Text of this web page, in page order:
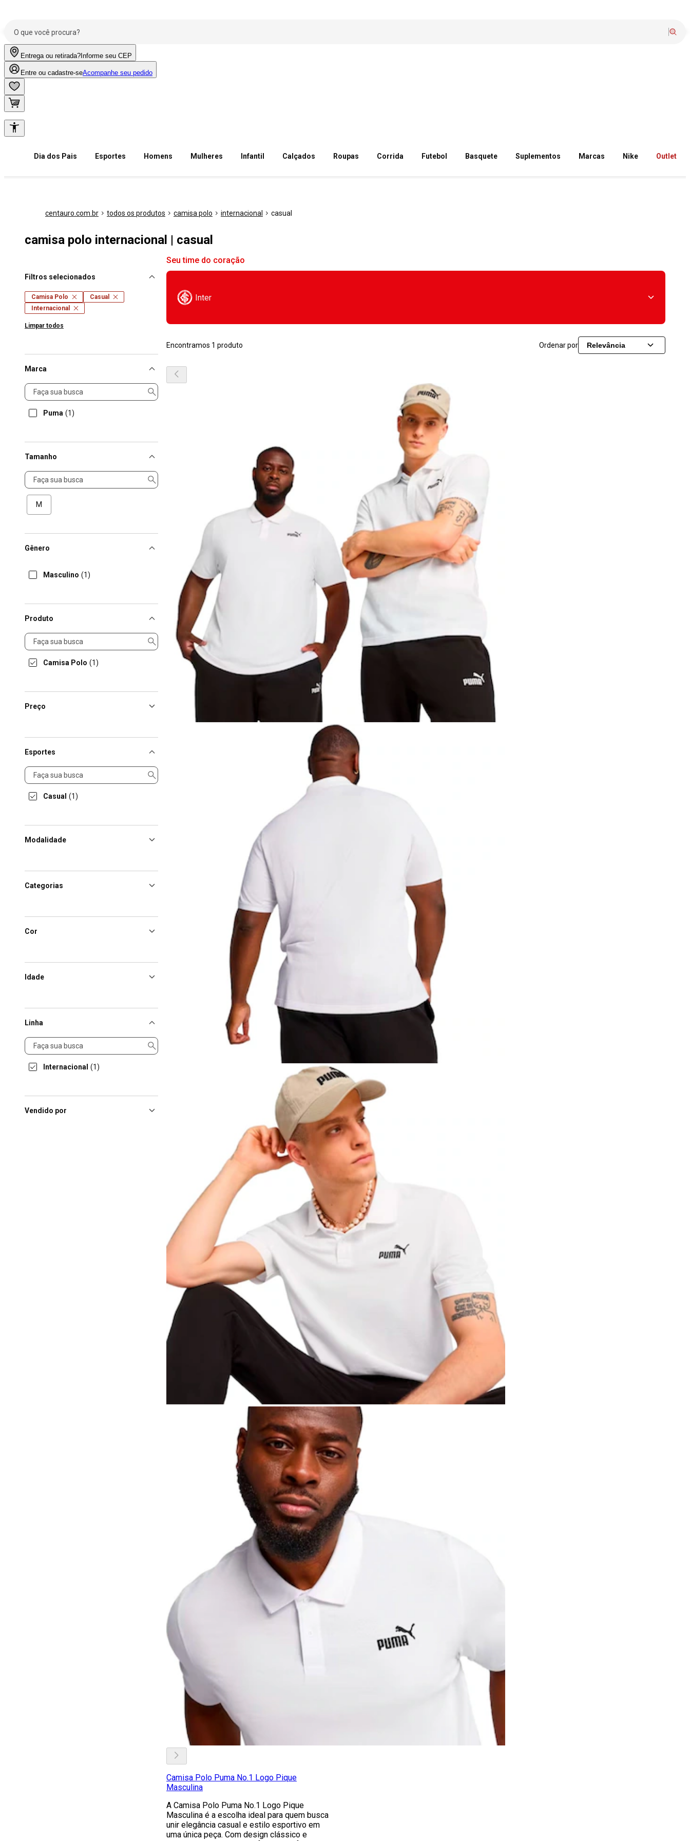
Entrega ou retirada? Informe seu CEP
Entre ou cadastre-seAcompanhe seu pedido
Dia dos Pais Esportes Homens Mulheres Infantil Calçados Roupas Corrida Futebol Basquete Suplementos Marcas Nike Outlet
centauro.com.br todos os produtos camisa polo internacional casual
camisa polo internacional | casual
Filtros selecionados
Camisa Polo
Casual
Internacional
Limpar todos
Marca
Marca
Puma (1)
Tamanho
Tamanho
M
Gênero
Masculino (1)
Produto
Produto
Camisa Polo (1)
Preço
Esportes
Esportes
Casual (1)
Modalidade
Categorias
Cor
Idade
Linha
Linha
Internacional (1)
Vendido por
Seu time do coração
Inter
Encontramos 1 produto Ordenar por Relevância
Camisa Polo Puma No.1 Logo Pique
Masculina
A Camisa Polo Puma No.1 Logo Pique
Masculina é a escolha ideal para quem busca
unir elegância casual e estilo esportivo em
uma única peça. Com design clássico e